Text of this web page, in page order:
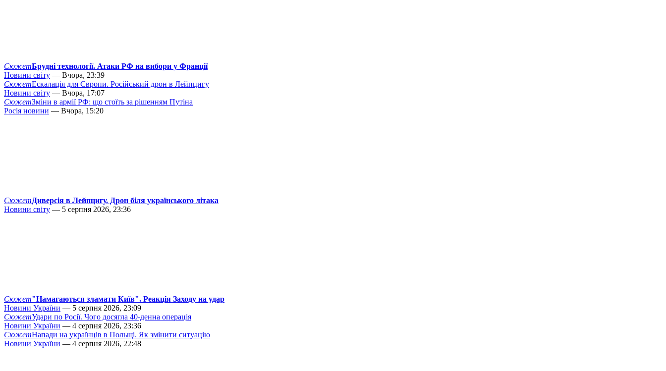
СюжетБрудні технології. Атаки РФ на вибори у Франції
Новини світу — Вчора, 23:39
СюжетЕскалація для Європи. Російський дрон в Лейпцигу
Новини світу — Вчора, 17:07
СюжетЗміни в армії РФ: що стоїть за рішенням Путіна
Росія новини — Вчора, 15:20
СюжетДиверсія в Лейпцигу. Дрон біля українського літака
Новини світу — 5 серпня 2026, 23:36
Сюжет"Намагаються зламати Київ". Реакція Заходу на удар
Новини України — 5 серпня 2026, 23:09
СюжетУдари по Росії. Чого досягла 40-денна операція
Новини України — 4 серпня 2026, 23:36
СюжетНапади на українців в Польщі. Як змінити ситуацію
Новини України — 4 серпня 2026, 22:48